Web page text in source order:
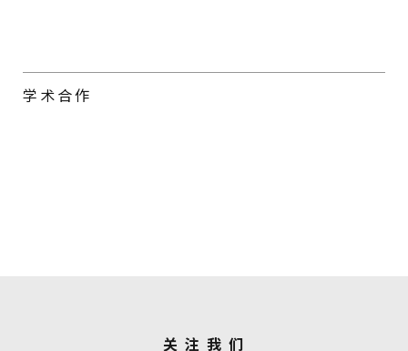
战略合作伙伴